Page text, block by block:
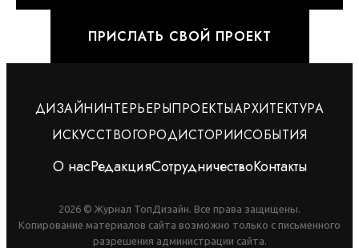
ПРИСЛАТЬ СВОЙ ПРОЕКТ
ДИЗАЙНИНТЕРЬЕРЫПРОЕКТЫАРХИТЕКТУРА
ИСКУССТВОГОРОДИСТОРИИСОБЫТИЯ
О насРедакцияСотрудничествоКонтакты
2026 © Журнал ТопДизайн. Все права защищены.
Копирование материалов сайта возможно только с письменного
разрешения администрации сайта.